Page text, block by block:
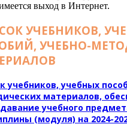
выход в Интернет.
УЧЕБНИКОВ,
УЧЕБНО-
учебников, учебных
материалов,
учебного
(модуля) на 2024-